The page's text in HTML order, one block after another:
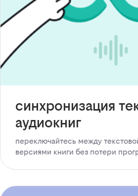
синхронизация
аудиокниг
переключайтесь между
версиями книги без потери